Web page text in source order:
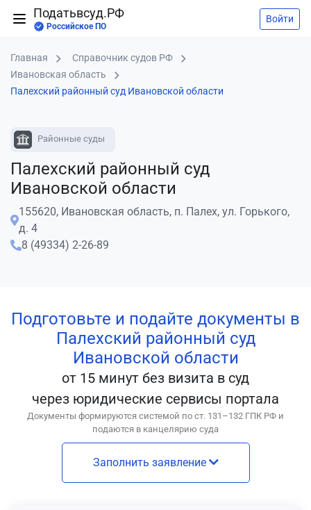
Податьвсуд.РФ
Российское ПО
Войти
Главная
Справочник судов РФ
Ивановская область
Палехский районный суд Ивановской области
Районные суды
Палехский районный суд
Ивановской области
155620, Ивановская область, п. Палех, ул. Горького,
д. 4
8 (49334) 2-26-89
Подготовьте и подайте документы в
Палехский районный суд
Ивановской области
от 15 минут без визита в суд
через юридические сервисы портала
Документы формируются системой по ст. 131–132 ГПК РФ и
подаются в канцелярию суда
Заполнить заявление